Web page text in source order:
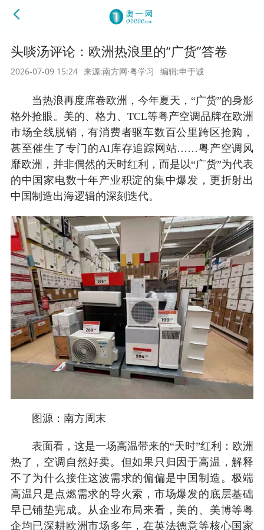
头啖汤评论：欧洲热浪里的“广货”答卷
2026-07-09 15:24 来源:南方网·粤学习 编辑:申于诚
当热浪再度席卷欧洲，今年夏天，“广货”的身影
格外抢眼。美的、格力、TCL等粤产空调品牌在欧洲
市场全线脱销，有消费者驱车数百公里跨区抢购，
甚至催生了专门的AI库存追踪网站……粤产空调风
靡欧洲，并非偶然的天时红利，而是以“广货”为代表
的中国家电数十年产业积淀的集中爆发，更折射出
中国制造出海逻辑的深刻迭代。
图源：南方周末
表面看，这是一场高温带来的“天时”红利：欧洲
热了，空调自然好卖。但如果只归因于高温，解释
不了为什么接住这波需求的偏偏是中国制造。极端
高温只是点燃需求的导火索，市场爆发的底层基础
早已铺垫完成。从企业布局来看，美的、美博等粤
企均已深耕欧洲市场多年，在英法德意等核心国家